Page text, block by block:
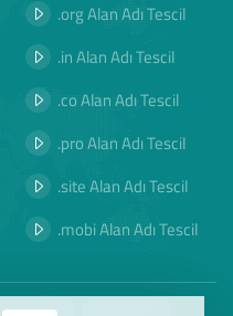
.org Alan Adı Tescil
.in Alan Adı Tescil
.co Alan Adı Tescil
.pro Alan Adı Tescil
.site Alan Adı Tescil
.mobi Alan Adı Tescil